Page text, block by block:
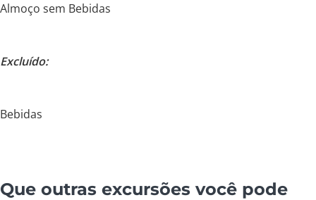
Almoço sem Bebidas
Excluído:
Bebidas
Que outras excursões você pode